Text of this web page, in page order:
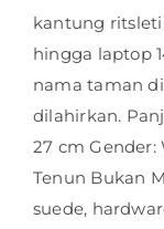
kantung
hingga laptop
nama taman
dilahirkan.
27 cm
Tenun Bukan
suede,